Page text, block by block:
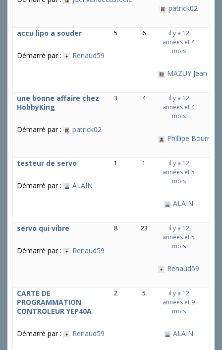
patrick02
accu lipo a souder
Démarré par : Renaud59
5 6
il y a 12
années et 4
mois
MAZUY Jean
une bonne affaire chez
HobbyKing
Démarré par : patrick02
3 4
il y a 12
années et 4
mois
Phillipe Bourrier
testeur de servo
Démarré par : ALAIN
1 1
il y a 12
années et 5
mois
ALAIN
servo qui vibre
Démarré par : Renaud59
8 23
il y a 12
années et 5
mois
Renaud59
CARTE DE
PROGRAMMATION
CONTROLEUR YEP40A
Démarré par : Renaud59
2 5
il y a 12
années et 9
mois
ALAIN